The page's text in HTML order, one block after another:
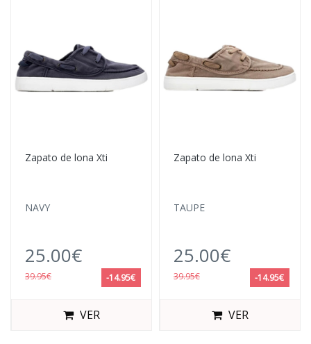
Zapato de lona Xti
NAVY
25.00€
39.95€ -14.95€
VER
Zapato de lona Xti
TAUPE
25.00€
39.95€ -14.95€
VER